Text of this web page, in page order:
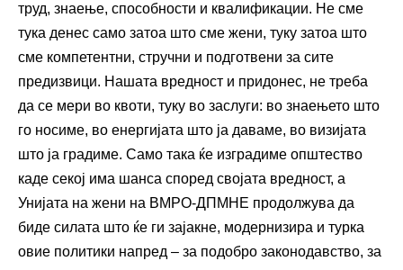
труд, знаење, способности и квалификации. Не сме
тука денес само затоа што сме жени, туку затоа што
сме компетентни, стручни и подготвени за сите
предизвици. Нашата вредност и придонес, не треба
да се мери во квоти, туку во заслуги: во знаењето што
го носиме, во енергијата што ја даваме, во визијата
што ја градиме. Само така ќе изградиме општество
каде секој има шанса според својата вредност, а
Унијата на жени на ВМРО-ДПМНЕ продолжува да
биде силата што ќе ги зајакне, модернизира и турка
овие политики напред – за подобро законодавство, за